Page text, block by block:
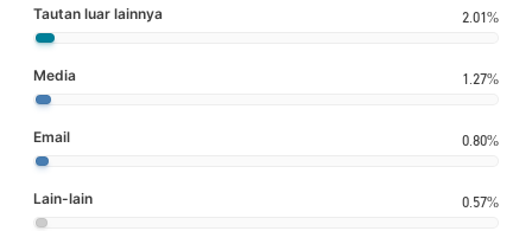
Tautan luar lainnya 2.01%
Media 1.27%
Email 0.80%
Lain-lain 0.57%